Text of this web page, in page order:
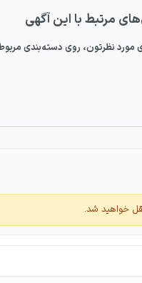
مرتبط با این آگهی
نظرتون، روی دسته‌بندی
خواهید شد.